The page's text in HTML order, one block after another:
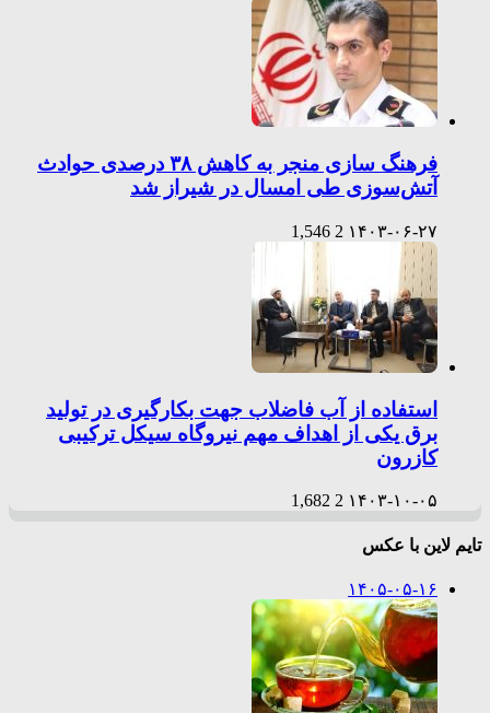
فرهنگ سازی منجر به کاهش ۳۸ درصدی حوادث
آتش‌سوزی طی امسال در شیراز شد
۱۴۰۳-۰۶-۲۷ 2
1,546
استفاده از آب فاضلاب جهت بکارگیری در تولید
برق یکی از اهداف مهم نیروگاه سیکل ترکیبی
کازرون
۱۴۰۳-۱۰-۰۵ 2
1,682
تایم لاین با عکس
۱۴۰۵-۰۵-۱۶